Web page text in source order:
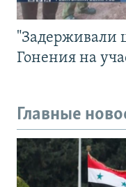
"Задерживали
Гонения на
Главные